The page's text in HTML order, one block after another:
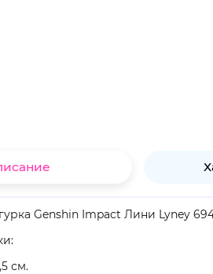
Genshin Impact Лини Lyney
см.